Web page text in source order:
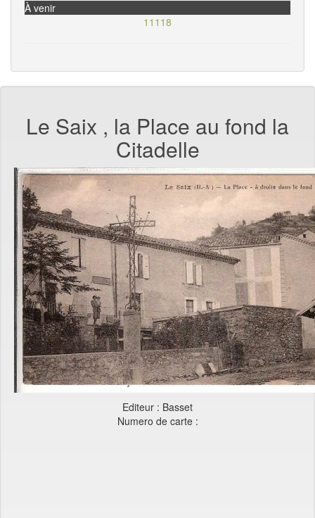
À venir
11118
Le Saix , la Place au fond la
Citadelle
Editeur : Basset
Numero de carte :